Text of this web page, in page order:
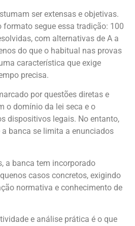
ser extensas e objetivas.
formato segue essa tradição: 100
com alternativas de A a
do que o habitual nas provas
característica que exige
precisa.
por questões diretas e
o domínio da lei seca e o
dispositivos legais. No entanto,
banca se limita a enunciados
a banca tem incorporado
casos concretos, exigindo
normativa e conhecimento de
e análise prática é o que